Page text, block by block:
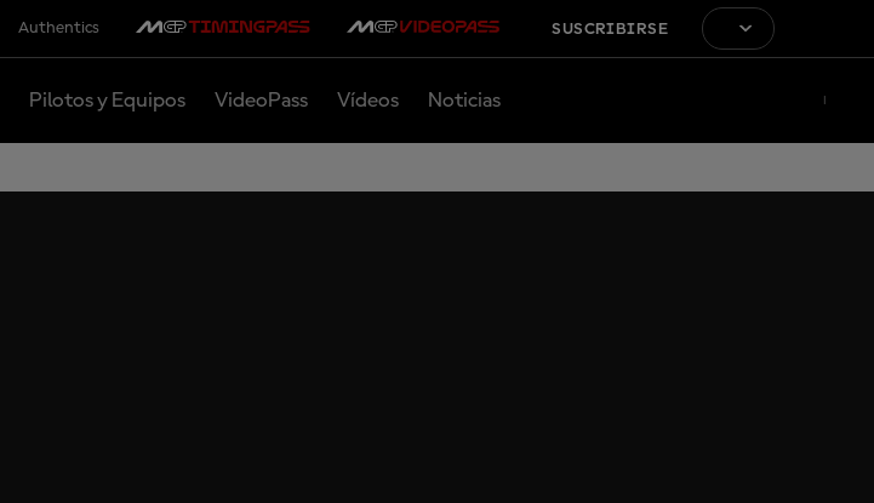
Authentics SUSCRIBIRSE
Pilotos y Equipos VideoPass Vídeos Noticias